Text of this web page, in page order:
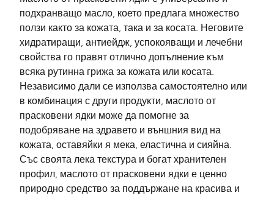
подхранващо масло, което предлага множество
ползи както за кожата, така и за косата. Неговите
хидратиращи, антиейдж, успокояващи и лечебни
свойства го правят отлично допълнение към
всяка рутинна грижа за кожата или косата.
Независимо дали се използва самостоятелно или
в комбинация с други продукти, маслото от
прасковени ядки може да помогне за
подобряване на здравето и външния вид на
кожата, оставяйки я мека, еластична и сияйна.
Със своята лека текстура и богат хранителен
профил, маслото от прасковени ядки е ценно
природно средство за поддържане на красива и